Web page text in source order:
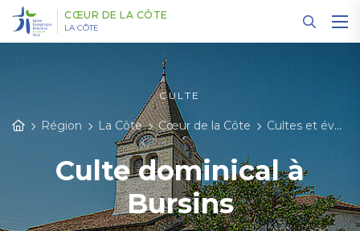
CŒUR DE LA CÔTE
LA CÔTE
CULTE
Région La Côte Cœur de la Côte Cultes et événements
Culte dominical à
Bursins
Panneau de gestion des cookies